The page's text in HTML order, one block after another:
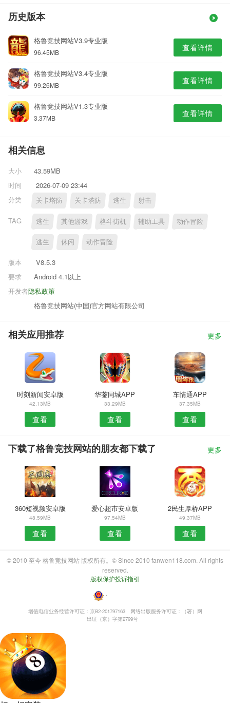
历史版本
格鲁竞技网站V3.9专业版
96.45MB 查看详情
格鲁竞技网站V3.4专业版
99.26MB 查看详情
格鲁竞技网站V1.3专业版
3.37MB 查看详情
相关信息
大小
43.59MB
时间
2026-07-09 23:44
分类
关卡塔防 关卡塔防 逃生 射击
TAG 逃生 其他游戏 格斗街机 辅助工具 动作冒险
逃生 休闲 动作冒险
版本
V8.5.3
要求
Android 4.1以上
隐私政策
开发者
格鲁竞技网站(中国)官方网站有限公司
相关应用推荐 更多
时刻新闻安卓版
42.13MB
查看
华蓥同城APP
33.29MB
查看
车情通APP
37.35MB
查看
下载了格鲁竞技网站的朋友都下载了 更多
360短视频安卓版
48.59MB
查看
爱心超市安卓版
97.54MB
查看
2民生厚桥APP
49.37MB
查看
© 2010 至今 格鲁竞技网站 版权所有。© Since 2010 fanwen118.com. All rights
reserved.
版权保护投诉指引
・
增值电信业务经营许可证：京B2-201797163
网络出版服务许可证：（署）网
出证（京）字第2799号